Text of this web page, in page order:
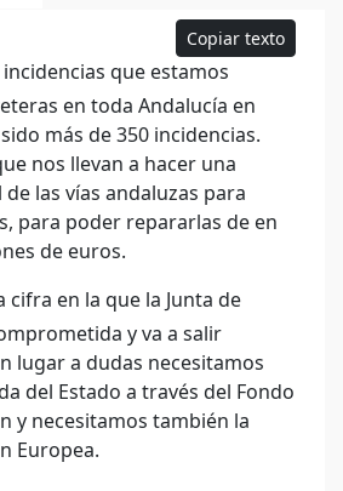
Copiar texto
incidencias que estamos
en toda Andalucía en
más de 350 incidencias.
nos llevan a hacer una
las vías andaluzas para
para poder repararlas de en
de euros.
cifra en la que la Junta de
y va a salir
lugar a dudas necesitamos
del Estado a través del Fondo
y necesitamos también la
Europea.